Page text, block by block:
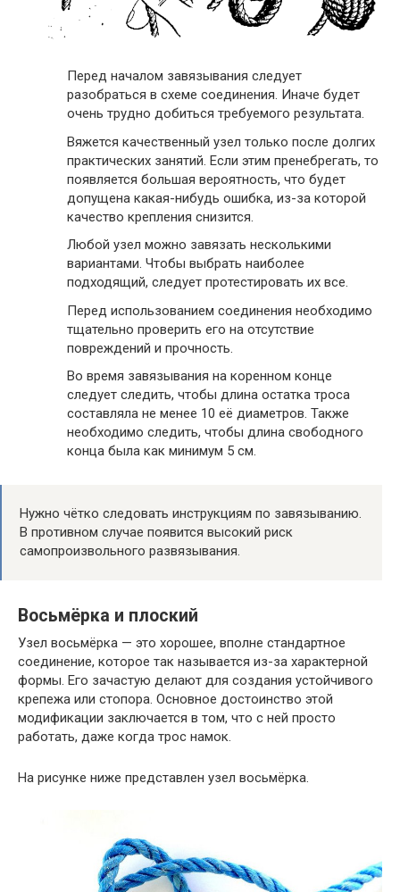
Перед началом завязывания следует
разобраться в схеме соединения. Иначе будет
очень трудно добиться требуемого результата.
Вяжется качественный узел только после долгих
практических занятий. Если этим пренебрегать, то
появляется большая вероятность, что будет
допущена какая-нибудь ошибка, из-за которой
качество крепления снизится.
Любой узел можно завязать несколькими
вариантами. Чтобы выбрать наиболее
подходящий, следует протестировать их все.
Перед использованием соединения необходимо
тщательно проверить его на отсутствие
повреждений и прочность.
Во время завязывания на коренном конце
следует следить, чтобы длина остатка троса
составляла не менее 10 её диаметров. Также
необходимо следить, чтобы длина свободного
конца была как минимум 5 см.
Нужно чётко следовать инструкциям по завязыванию.
В противном случае появится высокий риск
самопроизвольного развязывания.
Восьмёрка и плоский
Узел восьмёрка — это хорошее, вполне стандартное
соединение, которое так называется из-за характерной
формы. Его зачастую делают для создания устойчивого
крепежа или стопора. Основное достоинство этой
модификации заключается в том, что с ней просто
работать, даже когда трос намок.
На рисунке ниже представлен узел восьмёрка.